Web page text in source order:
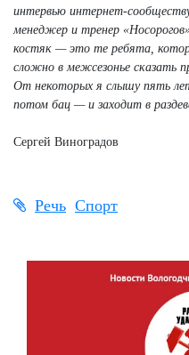
интервью интернет-
менеджер и тренер
костяк — это те ребята,
сложно в межсезонье сказать
От некоторых я слышу пять
потом бац — и заходит в
Сергей Виноградов
Речь Спорт